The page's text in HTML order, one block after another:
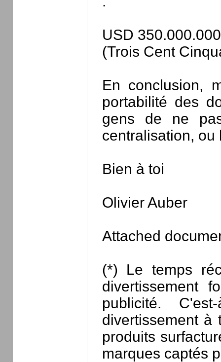
USD
(Trois Cent
En conclusion,
portabilité des
gens de ne
centralisation, ou
Bien à toi
Olivier Auber
Attached
(*) Le temps
divertissement
publicité.
divertissement à
produits
marques captés